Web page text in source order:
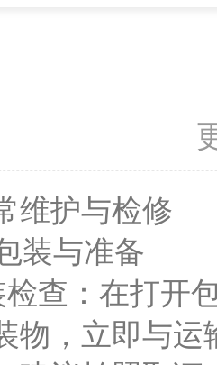
护与检修
与准备
：在打开包
物，立即与